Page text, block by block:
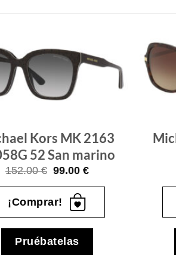
de sol
quiero
Kors MK 2163
52 San marino
152.00€ El
original
era:
152.00 €.
99.00€El
actual
¡Comprar!
Pruébatelas